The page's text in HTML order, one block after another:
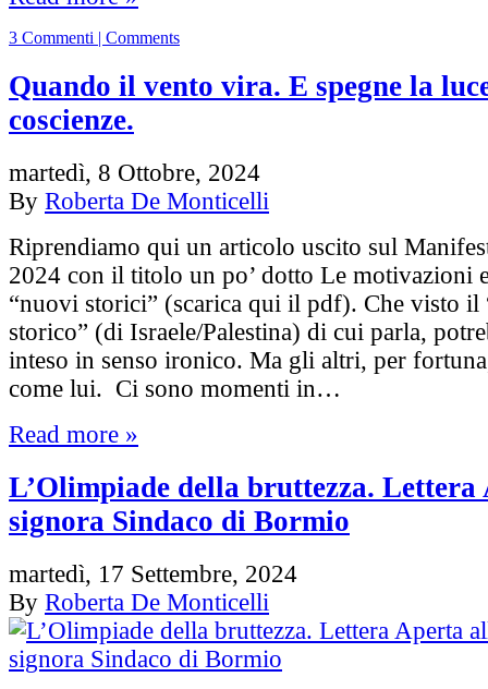
3 Commenti | Comments
Quando il vento vira. E spegne la
coscienze.
martedì, 8 Ottobre, 2024
By Roberta De Monticelli
Riprendiamo qui un articolo uscito sul
2024 con il titolo un po’ dotto Le motivazioni
“nuovi storici” (scarica qui il pdf). Che visto il
storico” (di Israele/Palestina) di cui parla,
inteso in senso ironico. Ma gli altri, per
come lui. Ci sono momenti in…
Read more »
L’Olimpiade della bruttezza.
signora Sindaco di Bormio
martedì, 17 Settembre, 2024
By Roberta De Monticelli